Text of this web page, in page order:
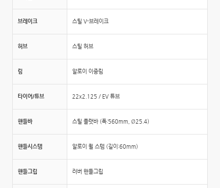
브레이크 스틸 V-브레이크
허브 스틸 허브
림 알로이 이중림
타이어/튜브 22x2.125 / EV 튜브
핸들바 스틸 플랫바 (폭:560mm, Ø25.4)
핸들시스템 알로이 퀼 스템 (길이:60mm)
핸들그립 러버 핸들그립